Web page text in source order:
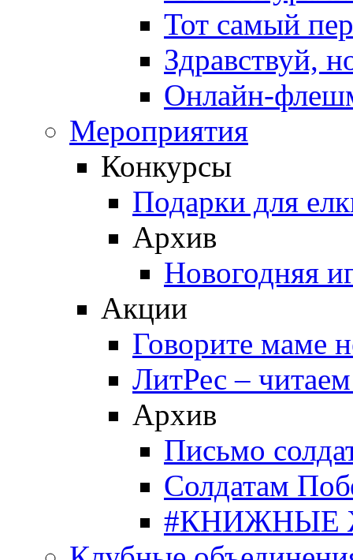
Тот самый
Здравствуй,
Онлайн-
Мероприятия
Конкурсы
Подарки для
Архив
Новогодняя
Акции
Говорите маме
ЛитРес –
Архив
Письмо
Солдатам
#КНИЖНЫЕ